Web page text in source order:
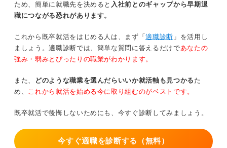
ため、簡単に就職先を決めると 入社前とのギャップから早期退
職につながる恐れがあります。
これから既卒就活をはじめる人は、まず「適職診断 」を活用し
ましょう。適職診断では、簡単な質問に答えるだけであなたの
強み・弱みとぴったりの職業がわかります。
また、 どのような職業を選んだらいいか就活軸も見つかる た
め、 これから就活を始める今に取り組むのがベストです。
既卒就活で後悔しないためにも、今すぐ診断してみましょう。
今すぐ適職を診断する（無料）
③再就職する際にネックになるため
⑤孤独や将来への不安などストレスが大きいため
働かないで生きたい人はまずは「働きたくない理由」を明
確にしよう
人とかかわるのが苦手
通勤・満員電車がつらい